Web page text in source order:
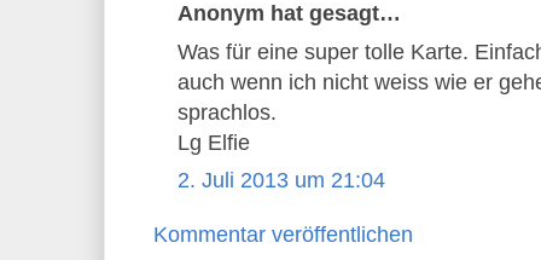
Anonym hat gesagt…
Was für eine super tolle Karte.
auch wenn ich nicht weiss wie er
sprachlos.
Lg Elfie
2. Juli 2013 um 21:04
Kommentar veröffentlichen